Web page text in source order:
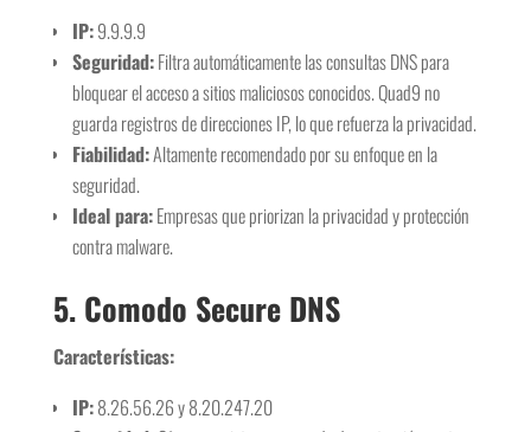
IP:9.9.9.9
Seguridad:Filtra automáticamente las consultas DNS para
bloquear el acceso a sitios maliciosos conocidos. Quad9 no
guarda registros de direcciones IP, lo que refuerza la privacidad.
Fiabilidad:Altamente recomendado por su enfoque en la
seguridad.
Ideal para:Empresas que priorizan la privacidad y protección
contra malware.
5. Comodo Secure DNS
Características:
IP:8.26.56.26 y 8.20.247.20